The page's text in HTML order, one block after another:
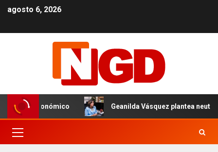
agosto 6, 2026
Geanilda Vásquez plantea neutralidad y